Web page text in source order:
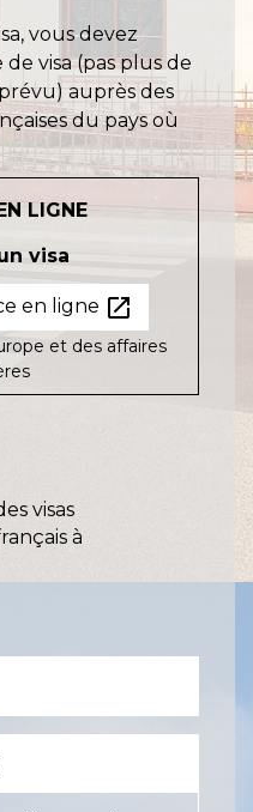
vous devez
visa (pas plus de
prévu) auprès des
du pays où
LIGNE
visa
en ligne open_in_new
et des affaires
visas
à